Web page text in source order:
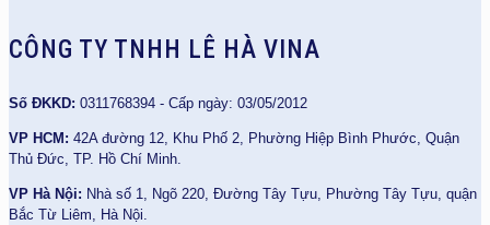
CÔNG TY TNHH LÊ HÀ VINA
Số ĐKKD: 0311768394 - Cấp ngày: 03/05/2012
VP HCM: 42A đường 12, Khu Phố 2, Phường Hiệp Bình Phước, Quận
Thủ Đức, TP. Hồ Chí Minh.
VP Hà Nội: Nhà số 1, Ngõ 220, Đường Tây Tựu, Phường Tây Tựu, quận
Bắc Từ Liêm, Hà Nội.